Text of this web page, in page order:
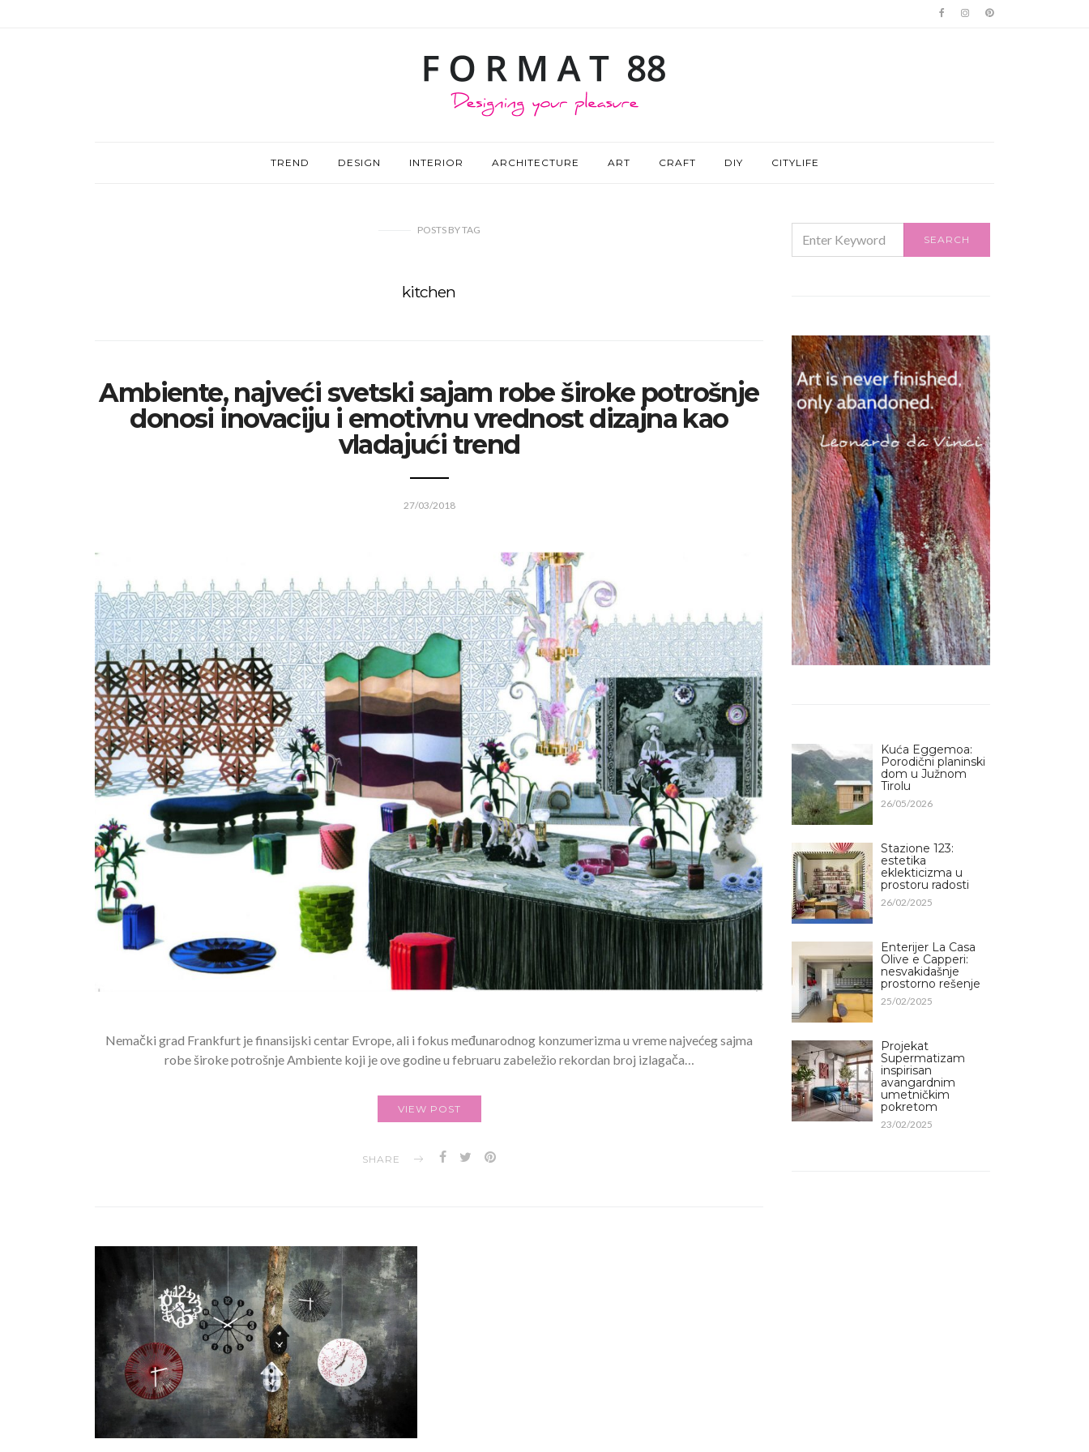
TREND DESIGN INTERIOR ARCHITECTURE ART CRAFT DIY CITYLIFE
POSTS BYTAG
kitchen
Ambiente, najveći svetski sajam robe široke potrošnje
donosi inovaciju i emotivnu vrednost dizajna kao
vladajući trend
27/03/2018
Nemački grad Frankfurt je finansijski centar Evrope, ali i fokus međunarodnog konzumerizma u vreme najvećeg sajma
robe široke potrošnje Ambiente koji je ove godine u februaru zabeležio rekordan broj izlagača…
VIEW POST
SHARE
FOR:
SEARCH
Kuća Eggemoa:
Porodični planinski
dom u Južnom
Tirolu
26/05/2026
Stazione 123:
estetika
eklekticizma u
prostoru radosti
26/02/2025
Enterijer La Casa
Olive e Capperi:
nesvakidašnje
prostorno rešenje
25/02/2025
Projekat
Supermatizam
inspirisan
avangardnim
umetničkim
pokretom
23/02/2025